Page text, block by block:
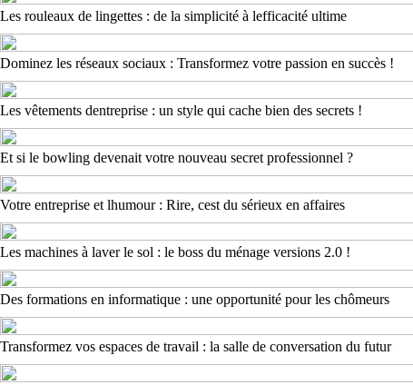
Les rouleaux de lingettes : de la simplicité à lefficacité ultime
Dominez les réseaux sociaux : Transformez votre passion en succès !
Les vêtements dentreprise : un style qui cache bien des secrets !
Et si le bowling devenait votre nouveau secret professionnel ?
Votre entreprise et lhumour : Rire, cest du sérieux en affaires
Les machines à laver le sol : le boss du ménage versions 2.0 !
Des formations en informatique : une opportunité pour les chômeurs
Transformez vos espaces de travail : la salle de conversation du futur